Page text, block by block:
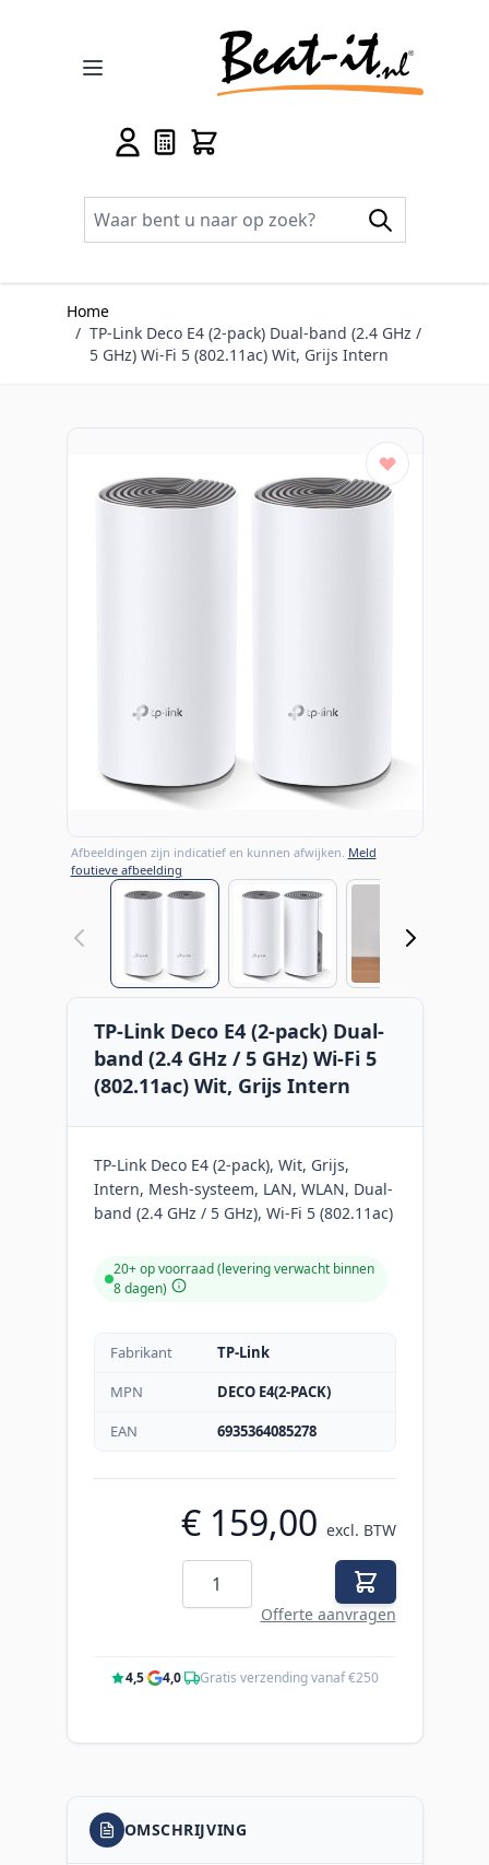
Home
/ TP-Link Deco E4 (2-pack) Dual-band (2.4 GHz /
5 GHz) Wi-Fi 5 (802.11ac) Wit, Grijs Intern
Afbeeldingen zijn indicatief en kunnen afwijken. Meld
foutieve afbeelding
View larger imageView larger image
TP-Link Deco E4 (2-pack) Dual-
band (2.4 GHz / 5 GHz) Wi-Fi 5
(802.11ac) Wit, Grijs Intern
TP-Link Deco E4 (2-pack), Wit, Grijs,
Intern, Mesh-systeem, LAN, WLAN, Dual-
band (2.4 GHz / 5 GHz), Wi-Fi 5 (802.11ac)
20+ op voorraad (levering verwacht binnen
8 dagen)
Fabrikant
TP-Link
MPN
DECO E4(2-PACK)
EAN
6935364085278
€ 159,00 excl. BTW
Aantal
Offerte aanvragen
4,5· 4,0· Gratis verzending vanaf €250
OMSCHRIJVING